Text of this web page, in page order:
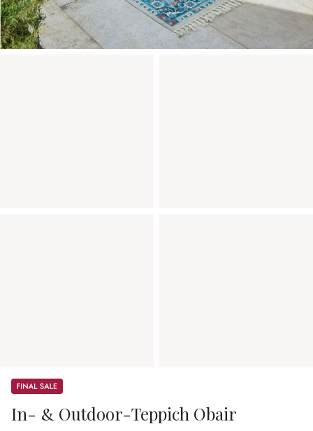
Sale
In- & Outdoor-Teppich Obair